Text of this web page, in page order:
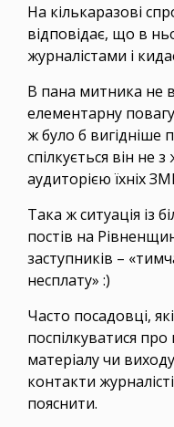
На кількаразові
відповідає, що в
журналістами і
В пана митника не
елементарну
ж було б вигідніше
спілкується він не
аудиторією їхніх
Така ж ситуація із
постів на
заступників –
несплату» :)
Часто посадовці,
поспілкуватися про
матеріалу чи
контакти
пояснити.